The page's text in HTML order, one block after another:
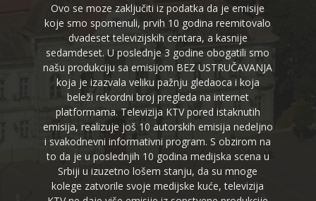
Ovo se moze zaključiti iz podatka da je emisije
koje smo spomenuli, prvih 10 godina reemitovalo
dvadeset televizijskih centara, a kasnije
sedamdeset. U poslednje 3 godine obogatili smo
našu produkciju sa emisijom BEZ USTRUČAVANJA
koja je izazvala veliku pažnju gledaoca i koja
beleži rekordni broj pregleda na internet
platformama. Televizija KTV pored istaknutih
emisija, realizuje još 10 autorskih emisija nedeljno
i svakodnevni informativni program. S obzirom na
to da je u poslednjih 10 godina medijska scena u
Srbiji u izuzetno lošem stanju, da su mnoge
kolege zatvorile svoje medijske kuće, televizija